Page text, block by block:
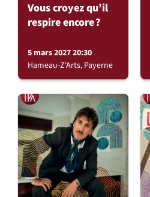
Vous croyez qu’il
respire encore ?
5 mars 2027 20:30
Hameau-Z'Arts, Payerne